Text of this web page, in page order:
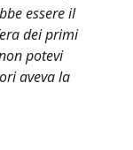
essere il
dei primi
potevi
aveva la